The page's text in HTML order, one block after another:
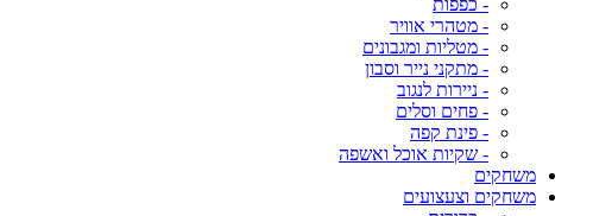
- כפפות
- מטהרי אוויר
- מטליות ומגבונים
- מתקני נייר וסבון
- ניירות לנגוב
- פחים וסלים
- פינת קפה
- שקיות אוכל ואשפה
משחקים
משחקים וצעצועים